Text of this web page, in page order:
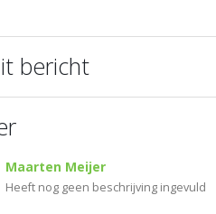
bericht
Maarten Meijer
Heeft nog geen beschrijving ingevuld